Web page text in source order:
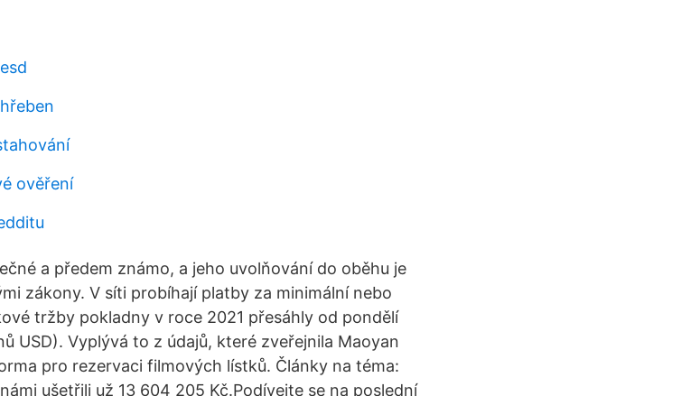
ověření
a předem známo, a jeho uvolňování do oběhu je
zákony. V síti probíhají platby za minimální nebo
tržby pokladny v roce 2021 přesáhly od pondělí
USD). Vyplývá to z údajů, které zveřejnila Maoyan
pro rezervaci filmových lístků. Články na téma:
ušetřili už 13 604 205 Kč.Podívejte se na poslední